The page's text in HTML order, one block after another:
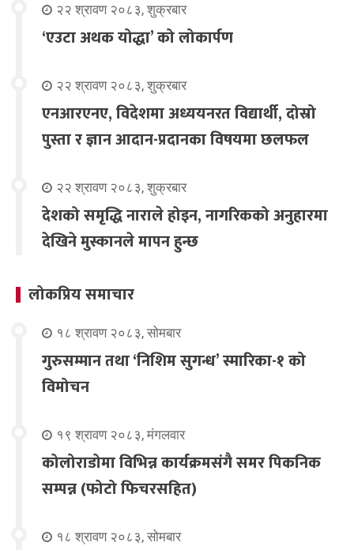
२२ श्रावण २०८३, शुक्रबार
‘एउटा अथक योद्धा’ को लोकार्पण
२२ श्रावण २०८३, शुक्रबार
एनआरएनए, विदेशमा अध्ययनरत विद्यार्थी, दोस्रो
पुस्ता र ज्ञान आदान-प्रदानका विषयमा छलफल
२२ श्रावण २०८३, शुक्रबार
देशको समृद्धि नाराले होइन, नागरिकको अनुहारमा
देखिने मुस्कानले मापन हुन्छ
लोकप्रिय समाचार
१८ श्रावण २०८३, सोमबार
गुरुसम्मान तथा ‘निशिम सुगन्ध’ स्मारिका-१ को
विमोचन
१९ श्रावण २०८३, मंगलवार
कोलोराडोमा विभिन्न कार्यक्रमसंगै समर पिकनिक
सम्पन्न (फोटो फिचरसहित)
१८ श्रावण २०८३, सोमबार